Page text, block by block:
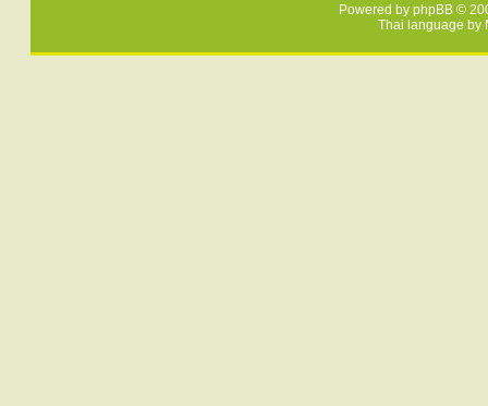
Powered by phpBB ©
Thai language by